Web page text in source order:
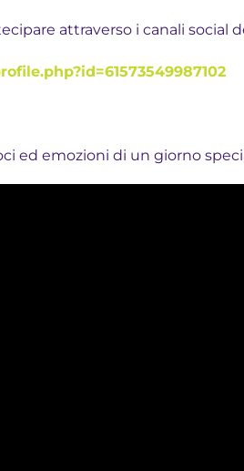
attraverso i canali social
ed emozioni di un giorno